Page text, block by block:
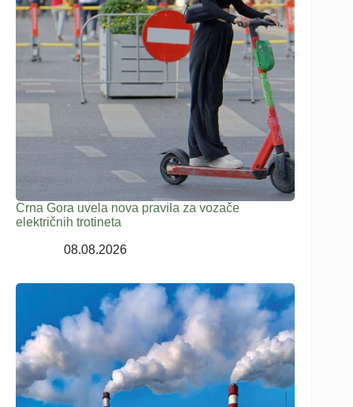
Crna Gora uvela nova pravila za vozače
električnih trotineta
08.08.2026